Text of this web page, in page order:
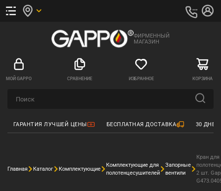
ФИРМЕННЫЙ
МАГАЗИН
МОЙ GAPPO СРАВНЕНИЕ ИЗБРАННОЕ КОРЗИНА
ГАРАНТИЯ ЛУЧШЕЙ ЦЕНЫ БЕСПЛАТНАЯ ДОСТАВКА 30
Главная Каталог Комплектующие
Комплектующие для
полотенцесушителей
Запорные
вентили
Кран для
2 шт.